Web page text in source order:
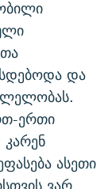
და
ერთი
ასეთი